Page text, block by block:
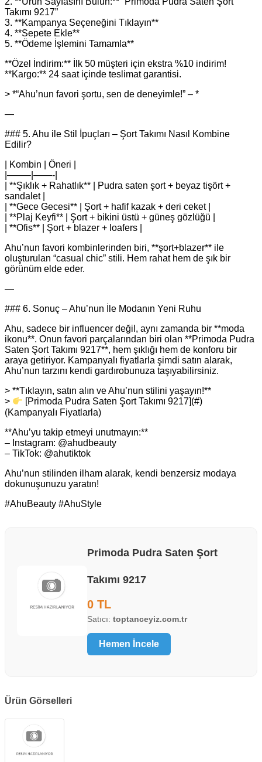
Takımı 9217”
3. **Kampanya Seçeneğini Tıklayın**
4. **Sepete Ekle**
5. **Ödeme İşlemini Tamamla**
**Özel İndirim:** İlk 50 müşteri için ekstra %10 indirim!
**Kargo:** 24 saat içinde teslimat garantisi.
> *“Ahu’nun favori şortu, sen de deneyimle!” – *
—
### 5. Ahu ile Stil İpuçları – Şort Takımı Nasıl Kombine
Edilir?
| Kombin | Öneri |
|——–|——-|
| **Şıklık + Rahatlık** | Pudra saten şort + beyaz tişört +
sandalet |
| **Gece Gecesi** | Şort + hafif kazak + deri ceket |
| **Plaj Keyfi** | Şort + bikini üstü + güneş gözlüğü |
| **Ofis** | Şort + blazer + loafers |
Ahu’nun favori kombinlerinden biri, **şort+blazer** ile
oluşturulan “casual chic” stili. Hem rahat hem de şık bir
görünüm elde eder.
—
### 6. Sonuç – Ahu’nun İle Modanın Yeni Ruhu
Ahu, sadece bir influencer değil, aynı zamanda bir **moda
ikonu**. Onun favori parçalarından biri olan **Primoda Pudra
Saten Şort Takımı 9217**, hem şıklığı hem de konforu bir
araya getiriyor. Kampanyalı fiyatlarla şimdi satın alarak,
Ahu’nun tarzını kendi gardırobunuza taşıyabilirsiniz.
> **Tıklayın, satın alın ve Ahu’nun stilini yaşayın!**
>
[Primoda Pudra Saten Şort Takımı 9217](#)
(Kampanyalı Fiyatlarla)
**Ahu’yu takip etmeyi unutmayın:**
– Instagram: @ahudbeauty
– TikTok: @ahutiktok
Ahu’nun stilinden ilham alarak, kendi benzersiz modaya
dokunuşunuzu yaratın!
#AhuBeauty #AhuStyle
Primoda Pudra Saten Şort
Takımı 9217
0 TL
Satıcı: toptanceyiz.com.tr
Hemen İncele
Ürün Görselleri